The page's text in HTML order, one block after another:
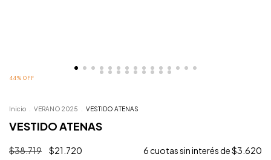
44% OFF
Inicio VERANO 2025 VESTIDO ATENAS
VESTIDO ATENAS
$38.719 $21.720 6cuotas sin interés de$3.620